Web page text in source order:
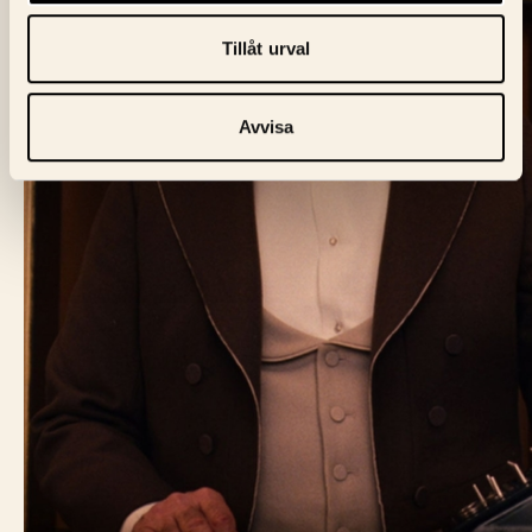
Tillåt urval
Avvisa
BIO FÅGEL BLÅ
Skeppargatan 60,
biljett@biofagelbla.se
Allmänt:
mail@biofagelbla.se
Event:
event@biofagelbla.se
ÖPPETTIDER
Biografen öppnar 30 min innan dagens första visning.
NYHETSBREV